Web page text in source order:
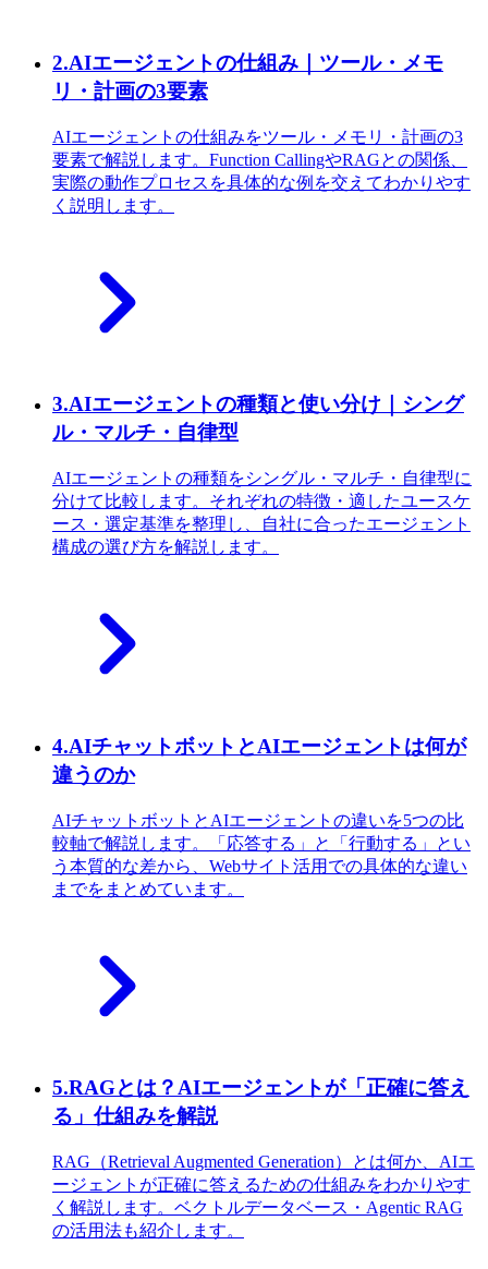
2.AIエージェントの仕組み｜ツール・メモ
リ・計画の3要素
AIエージェントの仕組みをツール・メモリ・計画の3
要素で解説します。Function CallingやRAGとの関係、
実際の動作プロセスを具体的な例を交えてわかりやす
く説明します。
3.AIエージェントの種類と使い分け｜シング
ル・マルチ・自律型
AIエージェントの種類をシングル・マルチ・自律型に
分けて比較します。それぞれの特徴・適したユースケ
ース・選定基準を整理し、自社に合ったエージェント
構成の選び方を解説します。
4.AIチャットボットとAIエージェントは何が
違うのか
AIチャットボットとAIエージェントの違いを5つの比
較軸で解説します。「応答する」と「行動する」とい
う本質的な差から、Webサイト活用での具体的な違い
までをまとめています。
5.RAGとは？AIエージェントが「正確に答え
る」仕組みを解説
RAG（Retrieval Augmented Generation）とは何か、AIエ
ージェントが正確に答えるための仕組みをわかりやす
く解説します。ベクトルデータベース・Agentic RAG
の活用法も紹介します。